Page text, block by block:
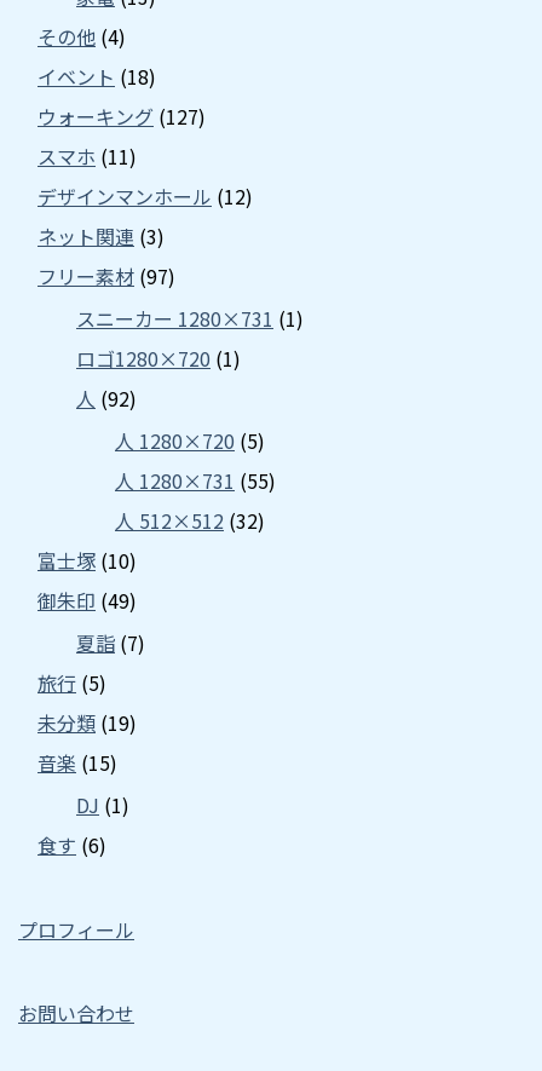
その他 (4)
イベント (18)
ウォーキング (127)
スマホ (11)
デザインマンホール (12)
ネット関連 (3)
フリー素材 (97)
スニーカー 1280×731 (1)
ロゴ1280×720 (1)
人 (92)
人 1280×720 (5)
人 1280×731 (55)
人 512×512 (32)
富士塚 (10)
御朱印 (49)
夏詣 (7)
旅行 (5)
未分類 (19)
音楽 (15)
DJ (1)
食す (6)
プロフィール
お問い合わせ